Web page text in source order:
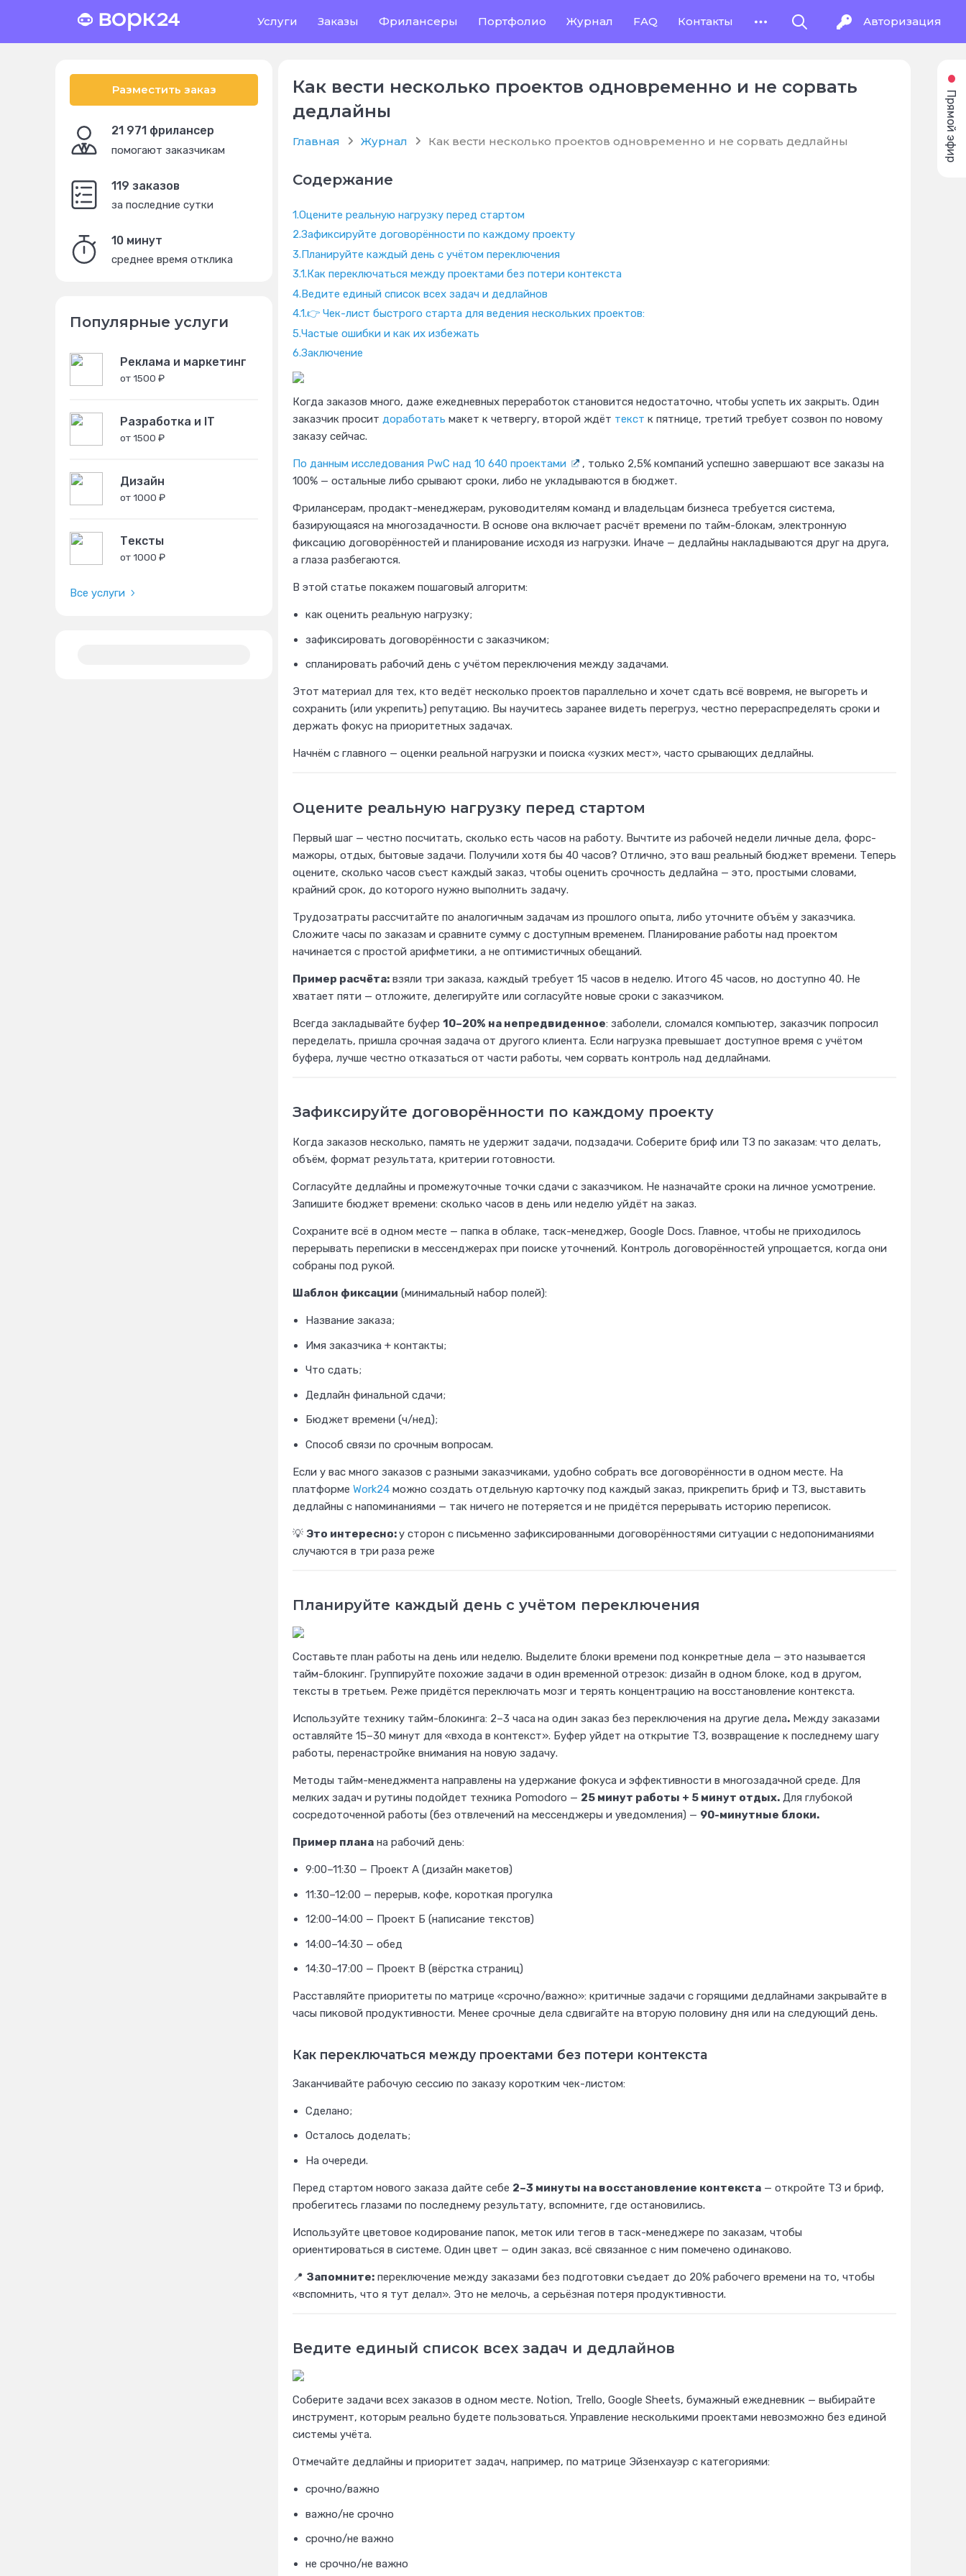
Услуги Заказы Фрилансеры Портфолио Журнал FAQ Контакты Авторизация
Разместить заказ
21 971 фрилансер
помогают заказчикам
119 заказов
за последние сутки
10 минут
среднее время отклика
Популярные услуги
Реклама и маркетинг
от 1500 ₽
Разработка и IT
от 1500 ₽
Дизайн
от 1000 ₽
Тексты
от 1000 ₽
Все услуги
Как вести несколько проектов одновременно и не сорвать
дедлайны
Главная Журнал Как вести несколько проектов одновременно и не сорвать дедлайны
Содержание
1.Оцените реальную нагрузку перед стартом
2.Зафиксируйте договорённости по каждому проекту
3.Планируйте каждый день с учётом переключения
3.1.Как переключаться между проектами без потери контекста
4.Ведите единый список всех задач и дедлайнов
4.1.👉 Чек-лист быстрого старта для ведения нескольких проектов:
5.Частые ошибки и как их избежать
6.Заключение
Когда заказов много, даже ежедневных переработок становится недостаточно, чтобы успеть их закрыть. Один
заказчик просит доработать макет к четвергу, второй ждёт текст к пятнице, третий требует созвон по новому
заказу сейчас.
По данным исследования PwC над 10 640 проектами
, только 2,5% компаний успешно завершают все заказы на
100% — остальные либо срывают сроки, либо не укладываются в бюджет.
Фрилансерам, продакт-менеджерам, руководителям команд и владельцам бизнеса требуется система,
базирующаяся на многозадачности. В основе она включает расчёт времени по тайм-блокам, электронную
фиксацию договорённостей и планирование исходя из нагрузки. Иначе — дедлайны накладываются друг на друга,
а глаза разбегаются.
В этой статье покажем пошаговый алгоритм:
как оценить реальную нагрузку;
зафиксировать договорённости с заказчиком;
спланировать рабочий день с учётом переключения между задачами.
Этот материал для тех, кто ведёт несколько проектов параллельно и хочет сдать всё вовремя, не выгореть и
сохранить (или укрепить) репутацию. Вы научитесь заранее видеть перегруз, честно перераспределять сроки и
держать фокус на приоритетных задачах.
Начнём с главного — оценки реальной нагрузки и поиска «узких мест», часто срывающих дедлайны.
Оцените реальную нагрузку перед стартом
Первый шаг — честно посчитать, сколько есть часов на работу. Вычтите из рабочей недели личные дела, форс-
мажоры, отдых, бытовые задачи. Получили хотя бы 40 часов? Отлично, это ваш реальный бюджет времени. Теперь
оцените, сколько часов съест каждый заказ, чтобы оценить срочность дедлайна — это, простыми словами,
крайний срок, до которого нужно выполнить задачу.
Трудозатраты рассчитайте по аналогичным задачам из прошлого опыта, либо уточните объём у заказчика.
Сложите часы по заказам и сравните сумму с доступным временем. Планирование работы над проектом
начинается с простой арифметики, а не оптимистичных обещаний.
Пример расчёта: взяли три заказа, каждый требует 15 часов в неделю. Итого 45 часов, но доступно 40. Не
хватает пяти — отложите, делегируйте или согласуйте новые сроки с заказчиком.
Всегда закладывайте буфер 10–20% на непредвиденное: заболели, сломался компьютер, заказчик попросил
переделать, пришла срочная задача от другого клиента. Если нагрузка превышает доступное время с учётом
буфера, лучше честно отказаться от части работы, чем сорвать контроль над дедлайнами.
Зафиксируйте договорённости по каждому проекту
Когда заказов несколько, память не удержит задачи, подзадачи. Соберите бриф или ТЗ по заказам: что делать,
объём, формат результата, критерии готовности.
Согласуйте дедлайны и промежуточные точки сдачи с заказчиком. Не назначайте сроки на личное усмотрение.
Запишите бюджет времени: сколько часов в день или неделю уйдёт на заказ.
Сохраните всё в одном месте — папка в облаке, таск-менеджер, Google Docs. Главное, чтобы не приходилось
перерывать переписки в мессенджерах при поиске уточнений. Контроль договорённостей упрощается, когда они
собраны под рукой.
Шаблон фиксации (минимальный набор полей):
Название заказа;
Имя заказчика + контакты;
Что сдать;
Дедлайн финальной сдачи;
Бюджет времени (ч/нед);
Способ связи по срочным вопросам.
Если у вас много заказов с разными заказчиками, удобно собрать все договорённости в одном месте. На
платформе Work24 можно создать отдельную карточку под каждый заказ, прикрепить бриф и ТЗ, выставить
дедлайны с напоминаниями — так ничего не потеряется и не придётся перерывать историю переписок.
💡 Это интересно:у сторон с письменно зафиксированными договорённостями ситуации с недопониманиями
случаются в три раза реже
Планируйте каждый день с учётом переключения
Составьте план работы на день или неделю. Выделите блоки времени под конкретные дела — это называется
тайм-блокинг. Группируйте похожие задачи в один временной отрезок: дизайн в одном блоке, код в другом,
тексты в третьем. Реже придётся переключать мозг и терять концентрацию на восстановление контекста.
Используйте технику тайм-блокинга: 2–3 часа на один заказ без переключения на другие дела. Между заказами
оставляйте 15–30 минут для «входа в контекст». Буфер уйдет на открытие ТЗ, возвращение к последнему шагу
работы, перенастройке внимания на новую задачу.
Методы тайм-менеджмента направлены на удержание фокуса и эффективности в многозадачной среде. Для
мелких задач и рутины подойдет техника Pomodoro — 25 минут работы + 5 минут отдых. Для глубокой
сосредоточенной работы (без отвлечений на мессенджеры и уведомления) — 90-минутные блоки.
Пример плана на рабочий день:
9:00–11:30 — Проект А (дизайн макетов)
11:30–12:00 — перерыв, кофе, короткая прогулка
12:00–14:00 — Проект Б (написание текстов)
14:00–14:30 — обед
14:30–17:00 — Проект В (вёрстка страниц)
Расставляйте приоритеты по матрице «срочно/важно»: критичные задачи с горящими дедлайнами закрывайте в
часы пиковой продуктивности. Менее срочные дела сдвигайте на вторую половину дня или на следующий день.
Как переключаться между проектами без потери контекста
Заканчивайте рабочую сессию по заказу коротким чек-листом:
Сделано;
Осталось доделать;
На очереди.
Перед стартом нового заказа дайте себе 2–3 минуты на восстановление контекста — откройте ТЗ и бриф,
пробегитесь глазами по последнему результату, вспомните, где остановились.
Используйте цветовое кодирование папок, меток или тегов в таск-менеджере по заказам, чтобы
ориентироваться в системе. Один цвет — один заказ, всё связанное с ним помечено одинаково.
📍 Запомните: переключение между заказами без подготовки съедает до 20% рабочего времени на то, чтобы
«вспомнить, что я тут делал». Это не мелочь, а серьёзная потеря продуктивности.
Ведите единый список всех задач и дедлайнов
Соберите задачи всех заказов в одном месте. Notion, Trello, Google Sheets, бумажный ежедневник — выбирайте
инструмент, которым реально будете пользоваться. Управление несколькими проектами невозможно без единой
системы учёта.
Отмечайте дедлайны и приоритет задач, например, по матрице Эйзенхауэр с категориями:
срочно/важно
важно/не срочно
срочно/не важно
не срочно/не важно
Прямой эфир